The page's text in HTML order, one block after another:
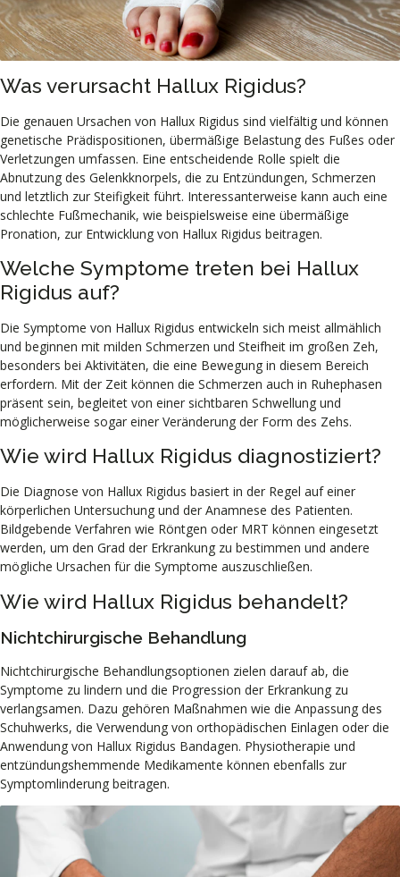
Was verursacht Hallux Rigidus?
Die genauen Ursachen von Hallux Rigidus sind vielfältig und können
genetische Prädispositionen, übermäßige Belastung des Fußes oder
Verletzungen umfassen. Eine entscheidende Rolle spielt die
Abnutzung des Gelenkknorpels, die zu Entzündungen, Schmerzen
und letztlich zur Steifigkeit führt. Interessanterweise kann auch eine
schlechte Fußmechanik, wie beispielsweise eine übermäßige
Pronation, zur Entwicklung von Hallux Rigidus beitragen.
Welche Symptome treten bei Hallux
Rigidus auf?
Die Symptome von Hallux Rigidus entwickeln sich meist allmählich
und beginnen mit milden Schmerzen und Steifheit im großen Zeh,
besonders bei Aktivitäten, die eine Bewegung in diesem Bereich
erfordern. Mit der Zeit können die Schmerzen auch in Ruhephasen
präsent sein, begleitet von einer sichtbaren Schwellung und
möglicherweise sogar einer Veränderung der Form des Zehs.
Wie wird Hallux Rigidus diagnostiziert?
Die Diagnose von Hallux Rigidus basiert in der Regel auf einer
körperlichen Untersuchung und der Anamnese des Patienten.
Bildgebende Verfahren wie Röntgen oder MRT können eingesetzt
werden, um den Grad der Erkrankung zu bestimmen und andere
mögliche Ursachen für die Symptome auszuschließen.
Wie wird Hallux Rigidus behandelt?
Nichtchirurgische Behandlung
Nichtchirurgische Behandlungsoptionen zielen darauf ab, die
Symptome zu lindern und die Progression der Erkrankung zu
verlangsamen. Dazu gehören Maßnahmen wie die Anpassung des
Schuhwerks, die Verwendung von orthopädischen Einlagen oder die
Anwendung von Hallux Rigidus Bandagen. Physiotherapie und
entzündungshemmende Medikamente können ebenfalls zur
Symptomlinderung beitragen.